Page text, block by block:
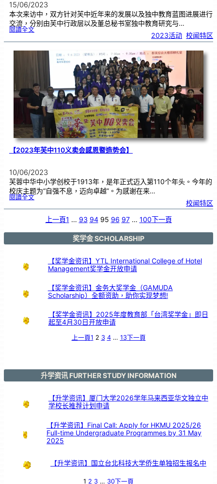
15/06/2023
本次来访中，双方针对芙中近年来的发展以及独中教育蓝图进展进行
交流，分别由芙中行政层以及董总秘书室独中教育研究与…
閱讀全文:【
西
华
校
董
总
）
来
访芙
】
2023活动 校闻特区
【2023年芙中110义卖会感恩暨造势会】
10/06/2023
芙蓉中华中小学创校于1913年，是年正式迈入第110个年头。今年的
校庆主题为“自强不息，迈向卓越”。为感谢在来…
閱讀全文:【
2
0
会
校闻特区
上一頁1 … 93 94 95 96 97 … 100下一頁
奖学金 SCHOLARSHIP
【奖学金资讯】YTL International College of Hotel
Management奖学金开放申请
【奖学金资讯】金务大奖学金（GAMUDA
Scholarship）全额资助，助你实现梦想!
【奖学金资讯】2025年度教育部「台湾奖学金」即日
起至4月30日开放申请
上一頁1 2 3 4 … 13下一頁
升学资讯 FURTHER STUDY INFORMATION
【升学资讯】厦门大学2026学年马来西亚华文独立中
学校长推荐计划申请
【升学资讯】Final Call: Apply for HKMU 2025/26
Full-time Undergraduate Programmes by 31 May
2025
【升学资讯】国立台北科技大学侨生单独招生报名中
1 2 3 … 30下一頁